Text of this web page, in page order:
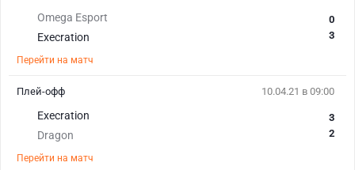
Omega Esport
Execration
0
3
Перейти на матч
10.04.21 в 09:00
Execration
Dragon
3
2
Перейти на матч
Плей-офф